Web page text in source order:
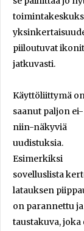
piiloutuvat
jatkuvasti.
Käyttöliittymä
saanut paljon ei-
niin-näkyviä
uudistuksia.
Esimerkiksi
sovelluslista
latauksen
on parannettu
taustakuva,